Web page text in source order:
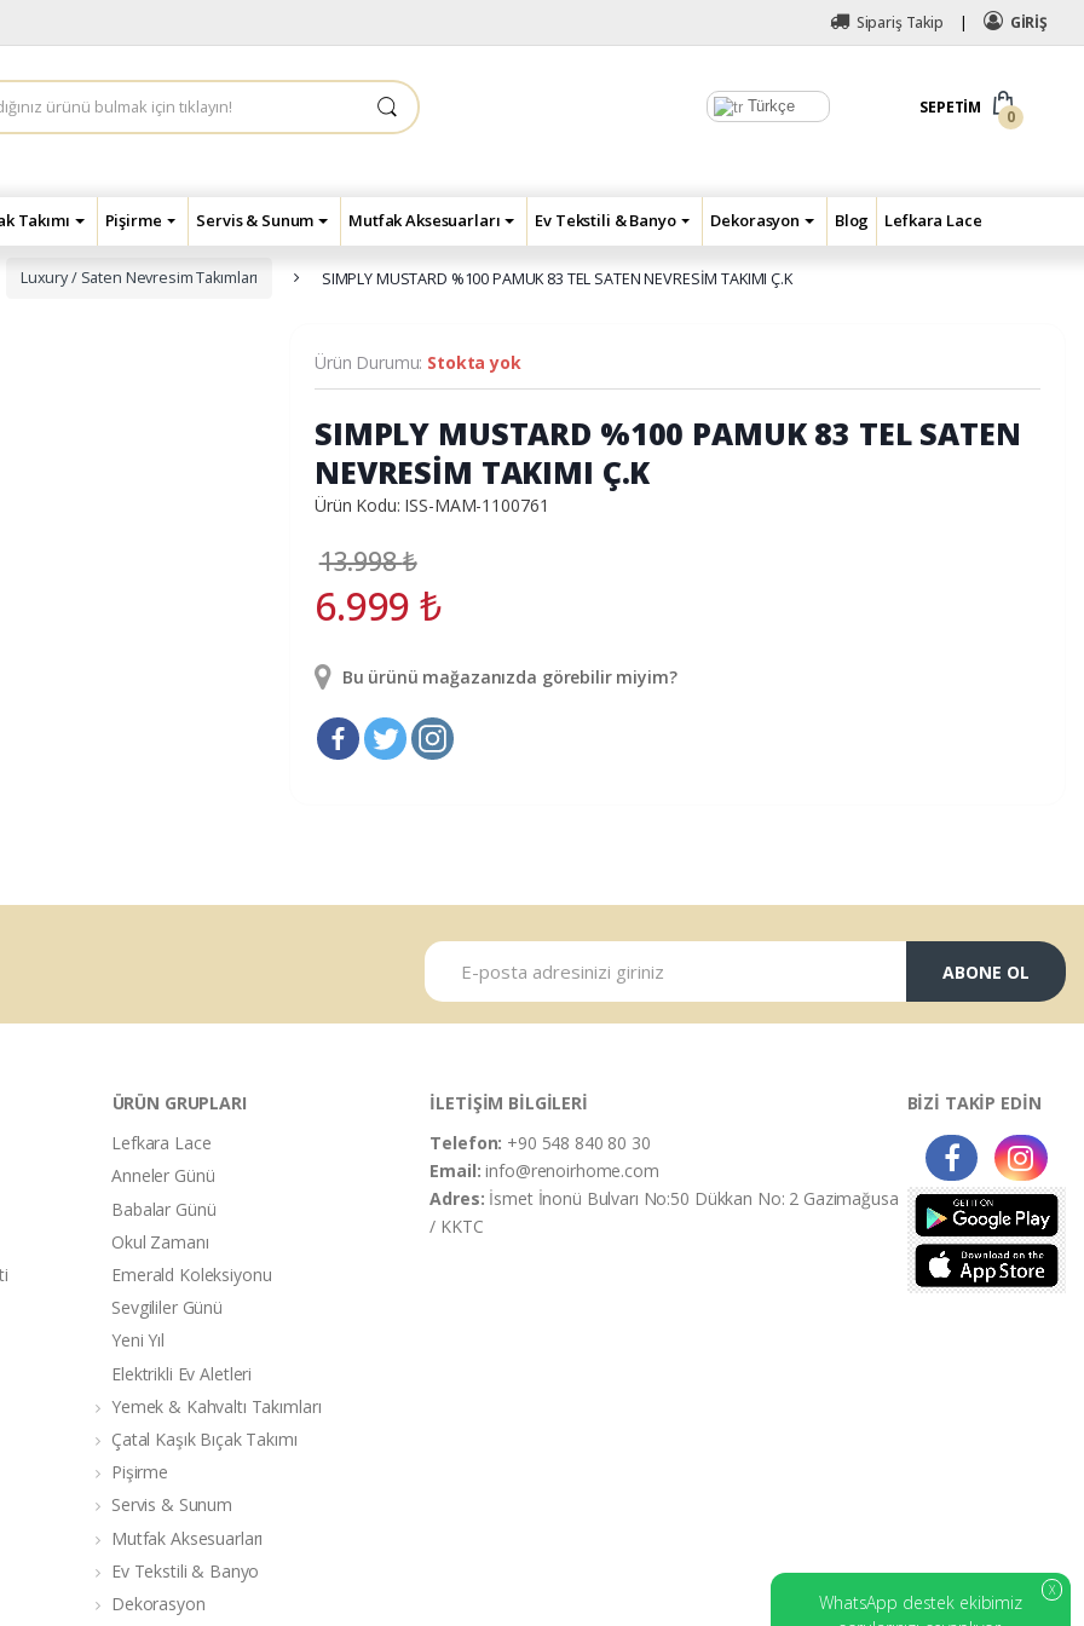
Sipariş Takip GİRİŞ
Türkçe SEPETIM
0
Takımı Pişirme Servis & Sunum Mutfak Aksesuarları Ev Tekstili & Banyo Dekorasyon Blog Lefkara Lace
Luxury / Saten Nevresim Takımları SIMPLY MUSTARD %100 PAMUK 83 TEL SATEN NEVRESİM TAKIMI Ç.K
Ürün Durumu: Stokta yok
SIMPLY MUSTARD %100 PAMUK 83 TEL SATEN
NEVRESİM TAKIMI Ç.K
Ürün Kodu: ISS-MAM-1100761
13.998₺
6.999₺
Bu ürünü mağazanızda görebilir miyim?
ABONE OL
ÜRÜN GRUPLARI
Lefkara Lace
Anneler Günü
Babalar Günü
Okul Zamanı
Emerald Koleksiyonu
Sevgililer Günü
Yeni Yıl
Elektrikli Ev Aletleri
Yemek & Kahvaltı Takımları
Çatal Kaşık Bıçak Takımı
Pişirme
Servis & Sunum
Mutfak Aksesuarları
Ev Tekstili & Banyo
Dekorasyon
İLETİŞİM BİLGİLERİ
Telefon: +90 548 840 80 30
Email:info@renoirhome.com
Adres: İsmet İnonü Bulvarı No:50 Dükkan No: 2 Gazimağusa
/ KKTC
BİZİ TAKİP EDİN
X
WhatsApp destek ekibimiz